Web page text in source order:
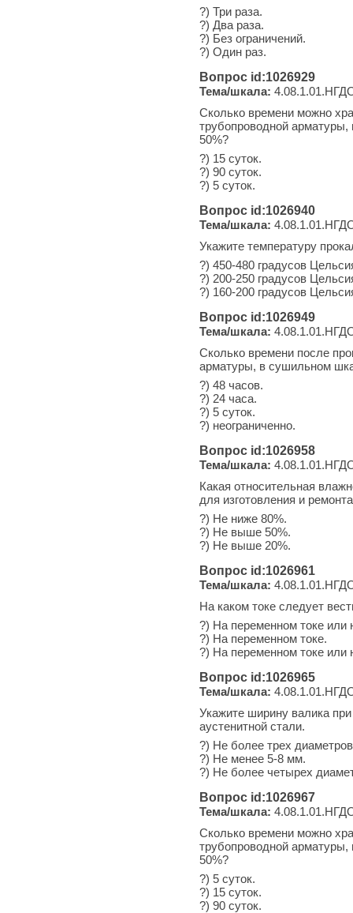
?) Три раза.
?) Два раза.
?) Без ограничений.
?) Один раз.
Вопрос id:1026929
Тема/шкала:
Сколько времени можно
трубопроводной
50%?
?) 15 суток.
?) 90 суток.
?) 5 суток.
Вопрос id:1026940
Тема/шкала:
Укажите температуру
?) 450-480 градусов
?) 200-250 градусов
?) 160-200 градусов
Вопрос id:1026949
Тема/шкала:
Сколько времени после
арматуры, в сушильном
?) 48 часов.
?) 24 часа.
?) 5 суток.
?) неограниченно.
Вопрос id:1026958
Тема/шкала:
Какая относительная
для изготовления и
?) Не ниже 80%.
?) Не выше 50%.
?) Не выше 20%.
Вопрос id:1026961
Тема/шкала:
На каком токе следует
?) На переменном токе или
?) На переменном токе.
?) На переменном токе или
Вопрос id:1026965
Тема/шкала:
Укажите ширину валика
аустенитной стали.
?) Не более трех
?) Не менее 5-8 мм.
?) Не более четырех
Вопрос id:1026967
Тема/шкала:
Сколько времени можно
трубопроводной
50%?
?) 5 суток.
?) 15 суток.
?) 90 суток.